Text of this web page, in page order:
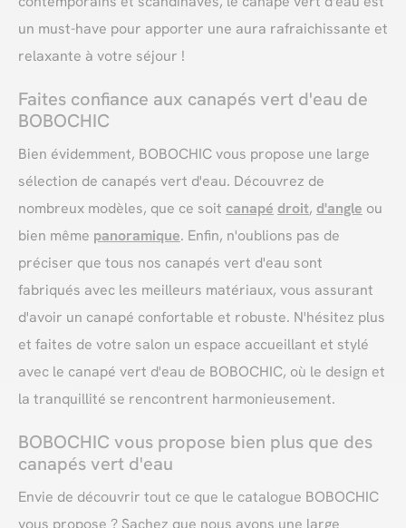
un must-have pour apporter une aura rafraichissante et
relaxante à votre séjour !
Faites confiance aux canapés vert d'eau de
BOBOCHIC
Bien évidemment, BOBOCHIC vous propose une large
sélection de canapés vert d'eau. Découvrez de
nombreux modèles, que ce soit canapé droit, d'angle ou
bien même panoramique. Enfin, n'oublions pas de
préciser que tous nos canapés vert d'eau sont
fabriqués avec les meilleurs matériaux, vous assurant
d'avoir un canapé confortable et robuste. N'hésitez plus
et faites de votre salon un espace accueillant et stylé
avec le canapé vert d'eau de BOBOCHIC, où le design et
la tranquillité se rencontrent harmonieusement.
BOBOCHIC vous propose bien plus que des
canapés vert d'eau
Envie de découvrir tout ce que le catalogue BOBOCHIC
vous propose ? Sachez que nous avons une large